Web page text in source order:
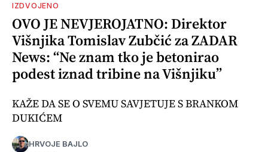
IZDVOJENO
OVO JE NEVJEROJATNO: Direktor
Višnjika Tomislav Zubčić za ZADAR
News: “Ne znam tko je betonirao
podest iznad tribine na Višnjiku”
KAŽE DA SE O SVEMU SAVJETUJE S BRANKOM
DUKIĆEM
HRVOJE BAJLO